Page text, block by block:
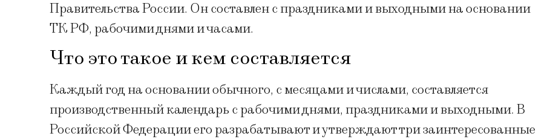
Правительства России. Он составлен с праздниками и выходными на основании
ТК РФ, рабочими днями и часами.
Что это такое и кем составляется
Каждый год на основании обычного, с месяцами и числами, составляется
производственный календарь с рабочими днями, праздниками и выходными. В
Российской Федерации его разрабатывают и утверждают три заинтересованные